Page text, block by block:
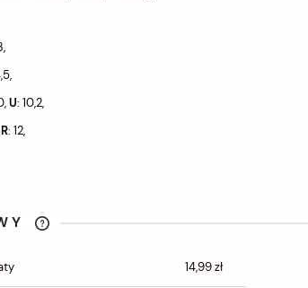
U: 10,2,
R: 12,
CENA NIE ZAWIERA
14,99 zł